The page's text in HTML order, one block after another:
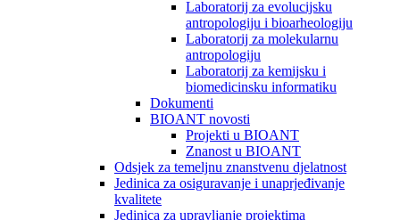
Laboratorij za evolucijsku
antropologiju i bioarheologiju
Laboratorij za molekularnu
antropologiju
Laboratorij za kemijsku i
biomedicinsku informatiku
Dokumenti
BIOANT novosti
Projekti u BIOANT
Znanost u BIOANT
Odsjek za temeljnu znanstvenu djelatnost
Jedinica za osiguravanje i unaprjeđivanje
kvalitete
Jedinica za upravljanje projektima